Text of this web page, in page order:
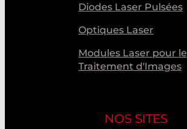
Diodes Laser Pulsées
Optiques Laser
Modules Laser pour le
Traitement d'Images
NOS SITES